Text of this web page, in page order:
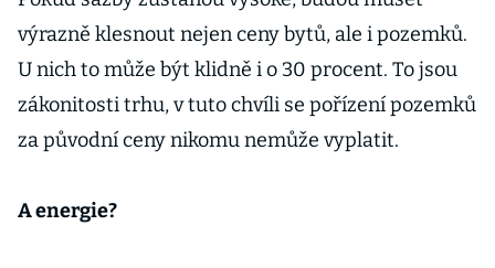
výrazně klesnout nejen ceny bytů, ale i pozemků.
U nich to může být klidně i o 30 procent. To jsou
zákonitosti trhu, v tuto chvíli se pořízení pozemků
za původní ceny nikomu nemůže vyplatit.
A energie?